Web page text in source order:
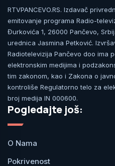
RTVPANCEVO.RS. Izdavač
emitovanje programa Radio-
Đurkovića 1, 26000 Pančevo,
urednica Jasmina Petković.
Radiotelevizija Pančevo doo ima
elektronskim medijima i
tim zakonom, kao i Zakona o
kontroliše Regulatorno telo za
broj medija IN 000600.
Pogledajte još:
O Nama
Pokrivenost